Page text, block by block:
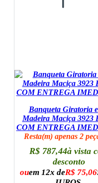
Banqueta Giratoria
Madeira Maciça 3923
COM ENTREGA
Resta(m) apenas 2
R$ 787,44à vista
desconto
ouem 12x deR$ 75,06